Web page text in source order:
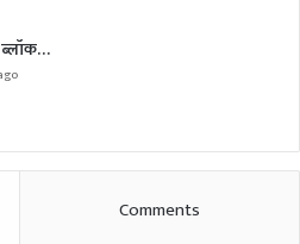
ब्लॉक…
Comments